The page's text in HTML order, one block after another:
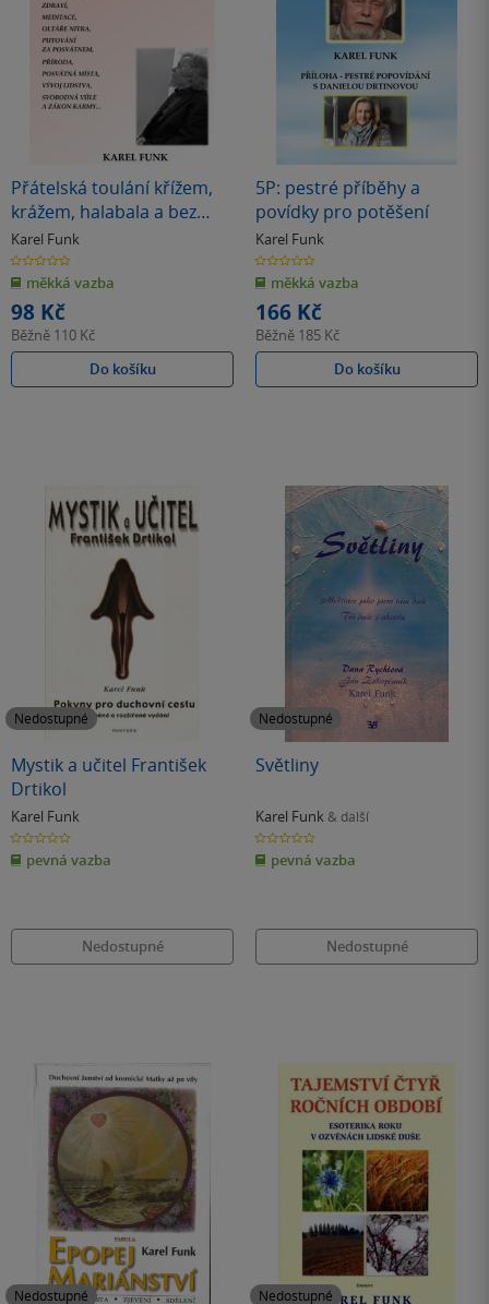
Přátelská toulání křížem,
krážem, halabala a bez
ladu a skladu
Karel Funk
0.0
z
5
hvězdiček
měkká vazba
98 Kč
Běžně 110 Kč
Do košíku
5P: pestré příběhy a
povídky pro potěšení
Karel Funk
0.0
z
5
hvězdiček
měkká vazba
166 Kč
Běžně 185 Kč
Do košíku
Nedostupné
Mystik a učitel František
Drtikol
Karel Funk
0.0
z
5
hvězdiček
pevná vazba
Nedostupné
Nedostupné
Světliny
Karel Funk & další
0.0
z
5
hvězdiček
pevná vazba
Nedostupné
Nedostupné Nedostupné